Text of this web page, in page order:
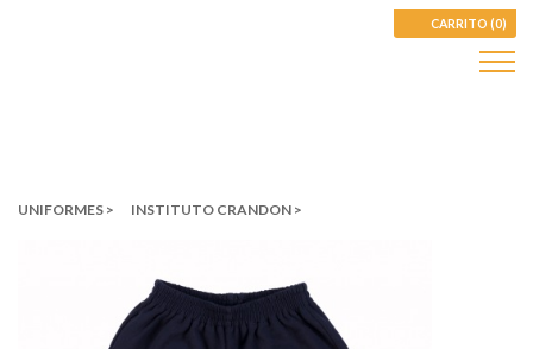
CARRITO (0)
UNIFORMES > INSTITUTO CRANDON >